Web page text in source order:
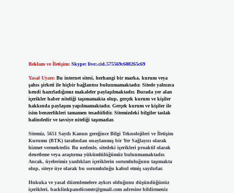
Reklam ve İletişim: Skype: live:.cid.575569c608265c69
Yasal Uyarı: Bu internet sitesi, herhangi bir marka, kurum veya
şahıs şirketi ile hiçbir bağlantısı bulunmamaktadır. Sitede yalnızca
kendi hazırladığımız makaleler paylaşılmaktadır. Burada yer alan
içerikler haber niteliği taşımamakta olup, gerçek kurum ve kişiler
hakkında paylaşım yapılmamaktadır. Gerçek kurum ve kişiler ile
isim benzerlikleri tamamen tesadüfidir. Sitemizdeki bilgiler taslak
halindedir ve tavsiye niteliği taşımazlar.
Sitemiz, 5651 Sayılı Kanun gereğince Bilgi Teknolojileri ve İletişim
Kurumu (BTK) tarafından onaylanmış bir Yer Sağlayıcı olarak
hizmet vermektedir. Bu nedenle, sitedeki içerikleri proaktif olarak
denetleme veya araştırma yükümlülüğümüz bulunmamaktadır.
Ancak, üyelerimiz yazdıkları içeriklerin sorumluluğunu taşımakta
olup, siteye üye olarak bu sorumluluğu kabul etmiş sayılırlar.
Hukuka ve yasal düzenlemelere aykırı olduğunu düşündüğünüz
içerikleri, backlinkpanelicomtr@gmail.comadresine bildirmeniz